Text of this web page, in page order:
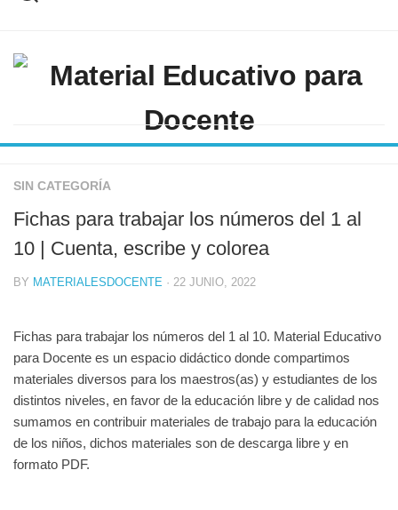
content
SIN CATEGORÍA
Fichas para trabajar los números del 1 al
10 | Cuenta, escribe y colorea
BY MATERIALESDOCENTE · 22 JUNIO, 2022
Fichas para trabajar los números del 1 al 10. Material Educativo
para Docente es un espacio didáctico donde compartimos
materiales diversos para los maestros(as) y estudiantes de los
distintos niveles, en favor de la educación libre y de calidad nos
sumamos en contribuir materiales de trabajo para la educación
de los niños, dichos materiales son de descarga libre y en
formato PDF.